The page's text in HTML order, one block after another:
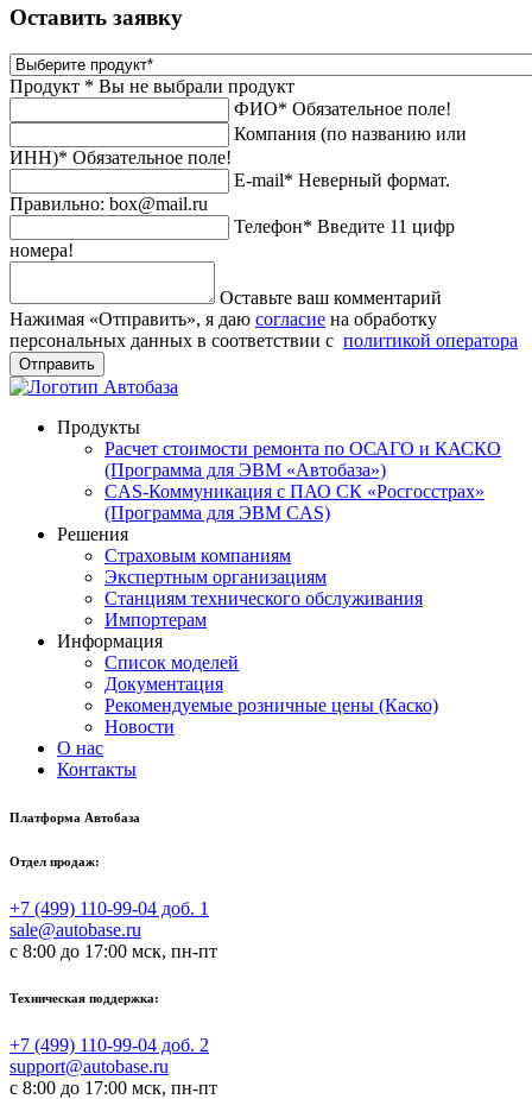
Оставить заявку
Продукт * Вы не выбрали продукт
ФИО* Обязательное поле!
Компания (по названию или
ИНН)* Обязательное поле!
E-mail* Неверный формат.
Правильно: box@mail.ru
Телефон* Введите 11 цифр
номера!
Оставьте ваш комментарий
Нажимая «Отправить», я даю согласие на обработку
персональных данных в соответствии с политикой оператора
Отправить
Продукты
Расчет стоимости ремонта по ОСАГО и КАСКО
(Программа для ЭВМ «Автобаза»)
CAS-Коммуникация с ПАО СК «Росгосстрах»
(Программа для ЭВМ CAS)
Решения
Страховым компаниям
Экспертным организациям
Станциям технического обслуживания
Импортерам
Информация
Список моделей
Документация
Рекомендуемые розничные цены (Каско)
Новости
О нас
Контакты
Платформа Автобаза
Отдел продаж:
+7 (499) 110-99-04 доб. 1
sale@autobase.ru
с 8:00 до 17:00 мск, пн-пт
Техническая поддержка:
+7 (499) 110-99-04 доб. 2
support@autobase.ru
с 8:00 до 17:00 мск, пн-пт